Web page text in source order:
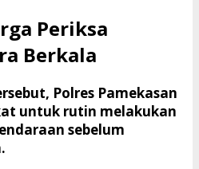
Periksa
Berkala
Polres Pamekasan
untuk rutin melakukan
sebelum